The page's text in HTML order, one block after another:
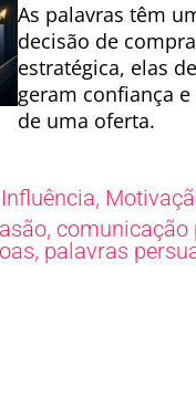
As palavras têm
decisão de
estratégica, elas
geram confiança
de uma oferta.
Influência,
, comunicação
, palavras